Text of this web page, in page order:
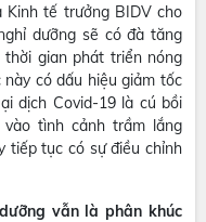
Kinh tế trưởng BIDV cho
dưỡng sẽ có đà tăng
gian phát triển nóng
có dấu hiệu giảm tốc
dịch Covid-19 là cú bồi
tình cảnh trầm lắng
tiếp tục có sự điều chỉnh
vẫn là phân khúc